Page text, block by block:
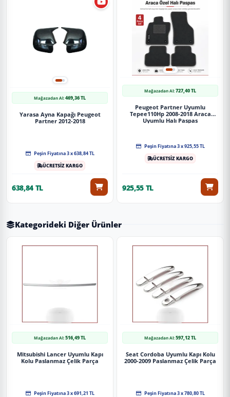
Mağazadan Al:469,36 TL
Yarasa Ayna Kapağı Peugeot
Partner 2012-2018
Peşin Fiyatına 3 x 638,84 TL
ÜCRETSİZ KARGO
638,84 TL
Mağazadan Al:727,40 TL
Peugeot Partner Uyumlu
Tepee110Hp 2008-2018 Araca
Uyumlu Halı Paspas
Peşin Fiyatına 3 x 925,55 TL
ÜCRETSİZ KARGO
925,55 TL
Kategorideki Diğer Ürünler
Mağazadan Al:516,49 TL
Mitsubishi Lancer Uyumlu Kapı
Kolu Paslanmaz Çelik Parça
Peşin Fiyatına 3 x 691,21 TL
Mağazadan Al:597,12 TL
Seat Cordoba Uyumlu Kapı Kolu
2000-2009 Paslanmaz Çelik Parça
Peşin Fiyatına 3 x 780,80 TL